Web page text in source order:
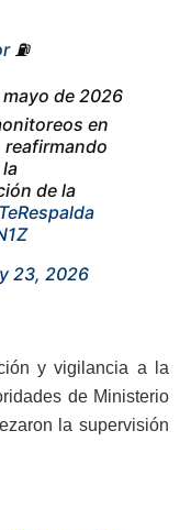
⛽
mayo de 2026
en
de la
23, 2026
y vigilancia a la
de Ministerio
la supervisión